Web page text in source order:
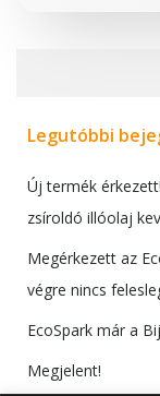
Legutóbbi
Új termék
zsíroldó illóolaj
Megérkezett az
végre nincs
EcoSpark már a
Megjelent!